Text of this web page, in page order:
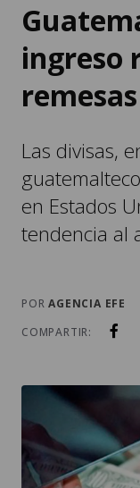
ingreso
Las divisas,
en Estados
tendencia al
PORAGENCIA EFE
COMPARTIR: